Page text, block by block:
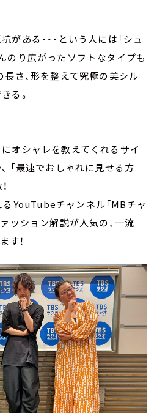
ある・・・という人には「シュ
のり広がったソフトなタイプも
長さ、形を整えて究極の美シル
る。
オシャレを教えてくれるサイ
「最速でおしゃれに見せる方
YouTubeチャンネル「MBチャ
ッション解説が人気の、一流
す！